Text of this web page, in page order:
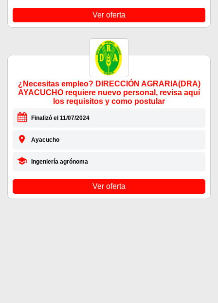
Ver oferta
¿Necesitas empleo? DIRECCIÓN AGRARIA(DRA)
AYACUCHO requiere nuevo personal, revisa aquí
los requisitos y como postular
Finalizó el 11/07/2024
Ayacucho
Ingeniería agrónoma
Ver oferta